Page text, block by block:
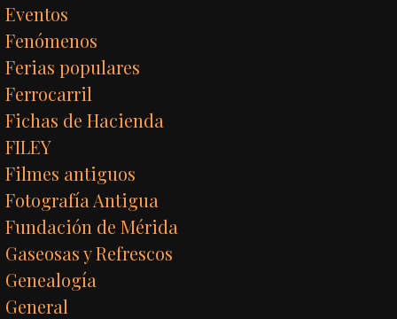
Eventos
Fenómenos
Ferias populares
Ferrocarril
Fichas de Hacienda
FILEY
Filmes antiguos
Fotografía Antigua
Fundación de Mérida
Gaseosas y Refrescos
Genealogía
General